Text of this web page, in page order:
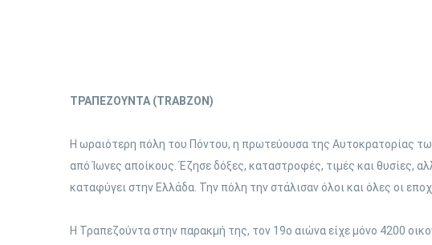
ΤΡΑΠΕΖΟΥΝΤΑ (TRABZON)
Η ωραιότερη πόλη του Πόντου, η πρωτεύουσα της Αυτοκρατορίας
από Ίωνες αποίκους. Έζησε δόξες, καταστροφές, τιμές και θυσίες,
καταφύγει στην Ελλάδα. Την πόλη την στάλισαν όλοι και όλες οι
Η Τραπεζούντα στην παρακμή της, τον 19ο αιώνα είχε μόνο 4200